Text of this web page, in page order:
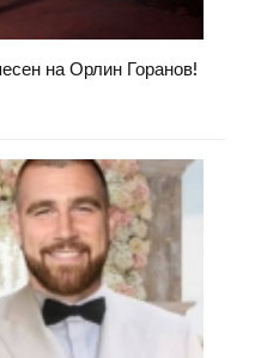
на Орлин Горанов!